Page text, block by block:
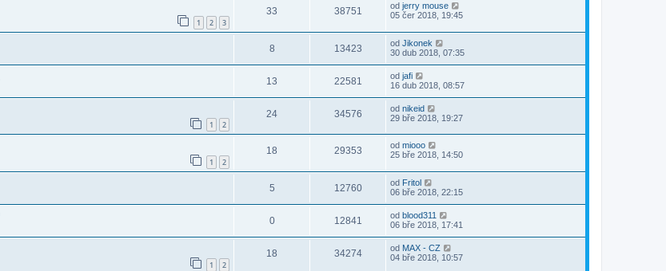
1 2 3
33 38751 od jerry mouse
05 čer 2018, 19:45
8 13423 od Jikonek
30 dub 2018, 07:35
13 22581 od jafi
16 dub 2018, 08:57
1 2
24 34576 od nikeid
29 bře 2018, 19:27
1 2
18 29353 od miooo
25 bře 2018, 14:50
5 12760 od Fritol
06 bře 2018, 22:15
0 12841 od blood311
06 bře 2018, 17:41
1 2
18 34274 od MAX - CZ
04 bře 2018, 10:57